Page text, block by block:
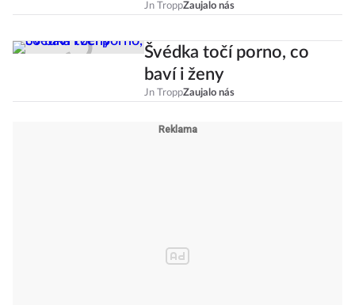
Jn TroppZaujalo nás
Švédka točí porno, co
baví i ženy
Jn TroppZaujalo nás